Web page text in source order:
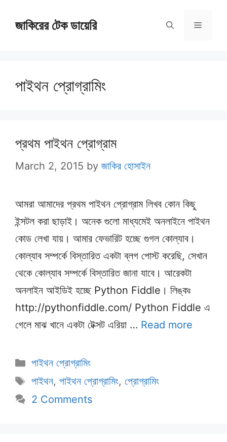
জাকিরের টেক ডায়েরি Menu
পাইথন প্রোগ্রামিং
প্রথম পাইথন প্রোগ্রাম
March 2, 2015 by জাকির হোসাইন
আমরা আমাদের প্রথম পাইথন প্রোগ্রাম লিখব কোন কিছু
ইন্সটল করা ছাড়াই। অনেক গুলো মাধ্যমেই অনলাইনে পাইথন
কোড লেখা যায়। আমার ফেভারিট হচ্ছে গুগল কোল্যাব।
কোল্যাব সম্পর্কে বিস্তারিত একটা ব্লগ পোস্ট করেছি, সেখান
থেকে কোল্যাব সম্পর্কে বিস্তারিত জানা যাবে। আরেকটা
অনলাইন আইডিই হচ্ছে Python Fiddle। লিঙ্কঃ
http://pythonfiddle.com/ Python Fiddle এ
গেলে মাঝ খানে একটা টেক্সট এরিয়া … Read more
Categories
পাইথন প্রোগ্রামিং
Tags
পাইথন, পাইথন প্রোগ্রামিং, প্রোগ্রামিং
2 Comments